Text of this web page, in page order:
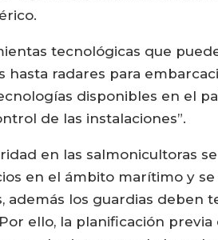
tecnológicas que
radares para
disponibles en el
de las instalaciones”.
en las salmonicultoras
en el ámbito marítimo y
los guardias deben
ello, la planificación previa